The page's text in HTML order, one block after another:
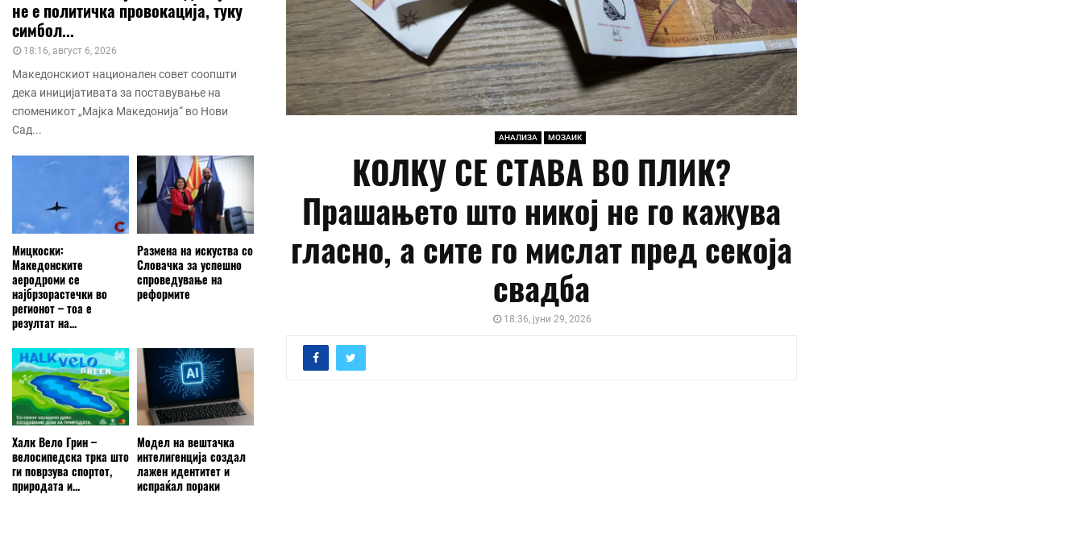
АНАЛИЗА МОЗАИК
КОЛКУ СЕ СТАВА ВО ПЛИК?
Прашањето што никој не го кажува
гласно, а сите го мислат пред секоја
свадба
18:36, јуни 29, 2026
не е политичка провокација, туку
симбол...
18:16, август 6, 2026
Македонскиот национален совет соопшти
дека иницијативата за поставување на
споменикот „Мајка Македонија“ во Нови
Сад...
Мицкоски:
Македонските
аеродроми се
најбрзорастечки во
регионот – тоа е
резултат на...
Размена на искуства со
Словачка за успешно
спроведување на
реформите
Халк Вело Грин –
велосипедска трка што
ги поврзува спортот,
природата и...
Модел на вештачка
интелигенција создал
лажен идентитет и
испраќал пораки